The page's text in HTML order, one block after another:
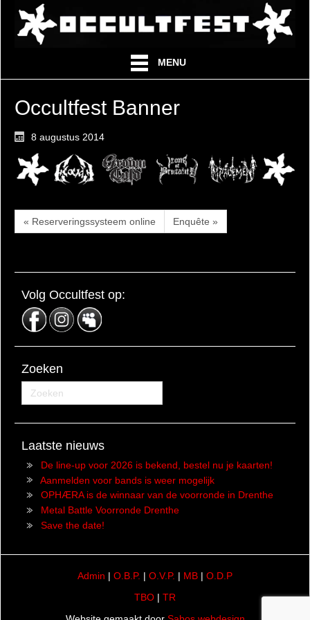
MENU
Occultfest Banner
8 augustus 2014
« Reserveringssysteem online Enquête »
Volg Occultfest op:
Zoeken
Laatste nieuws
De line-up voor 2026 is bekend, bestel nu je kaarten!
Aanmelden voor bands is weer mogelijk
OPHÆRA is de winnaar van de voorronde in Drenthe
Metal Battle Voorronde Drenthe
Save the date!
Admin | O.B.P. | O.V.P. | MB | O.D.P
TBO | TR